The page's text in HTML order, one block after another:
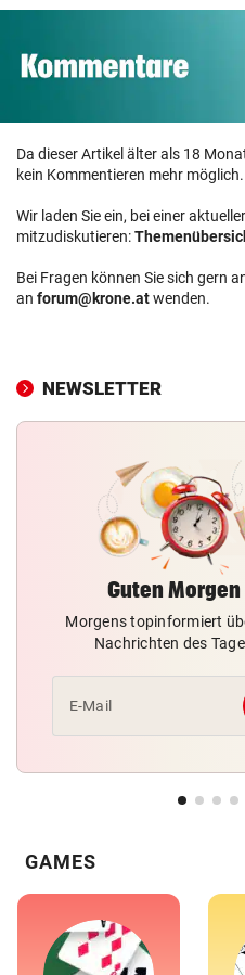
Da dieser Artikel älter als 18
kein Kommentieren mehr möglich.
Wir laden Sie ein, bei einer
mitzudiskutieren:
Bei Fragen können Sie sich gern
an forum@krone.atwenden.
NEWSLETTER
Guten Morgen
Morgens topinformiert
Nachrichten des
E-Mail
GAMES